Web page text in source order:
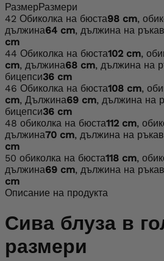
РазмерРазмери
42 Обиколка на бюста98 cm,
дължина64 cm, дължина на
cm
44 Обиколка на бюста102 cm,
cm, дължина68 cm, дължина на
бицепси36 cm
46 Обиколка на бюста108 cm,
cm, Дължина69 cm, дължина на
бицепси36 cm
48 обиколка на бюста112 cm,
дължина70 cm, дължина на
cm
50 обиколка на бюста118 cm,
дължина69 cm, дължина на
cm
Описание на продукта
Сива блуза в големи
размери